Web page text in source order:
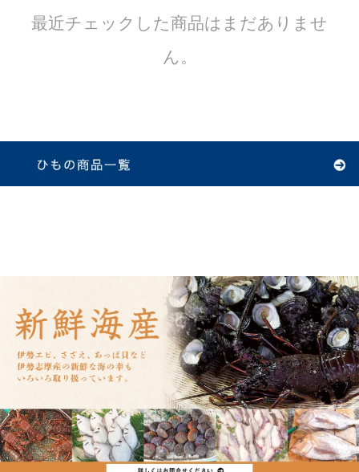
最近チェックした商品はまだありませ
ん。